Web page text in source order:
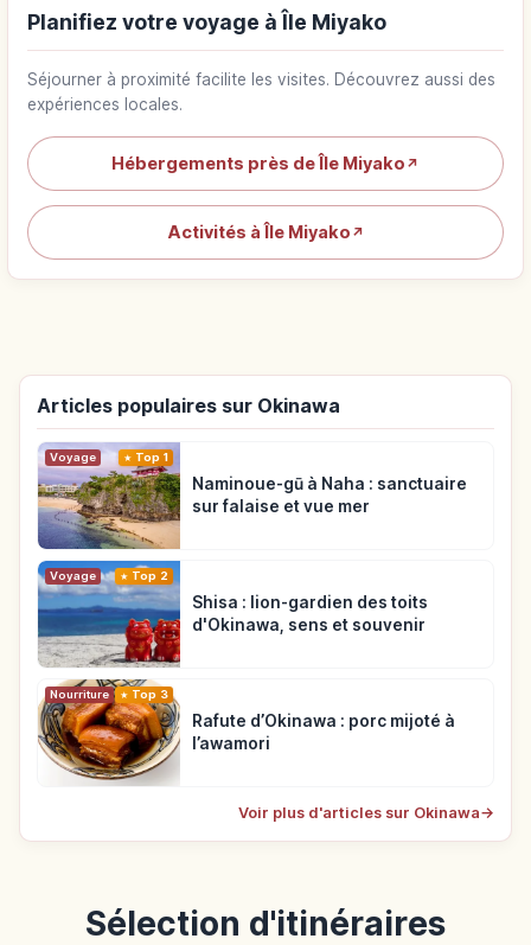
Planifiez votre voyage à Île Miyako
Séjourner à proximité facilite les visites. Découvrez aussi des
expériences locales.
Hébergements près de Île Miyako ↗
Activités à Île Miyako ↗
Articles populaires sur Okinawa
Voyage Top 1
Naminoue-gū à Naha : sanctuaire
sur falaise et vue mer
Voyage Top 2
Shisa : lion-gardien des toits
d'Okinawa, sens et souvenir
Nourriture Top 3
Rafute d’Okinawa : porc mijoté à
l’awamori
Voir plus d'articles sur Okinawa→
Sélection d'itinéraires